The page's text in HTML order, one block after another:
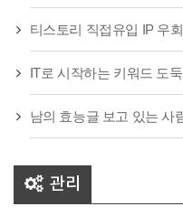
티스토리 직접유입 IP 우
IT로 시작하는 키워드 도
남의 효능글 보고 있는 사
관리